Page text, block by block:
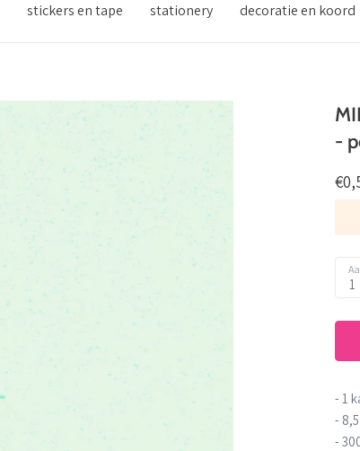
stickers en tape stationery decoratie en koord
-
1
- 1
-
-